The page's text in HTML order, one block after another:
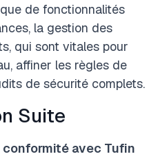
de fonctionnalités
la gestion des
qui sont vitales pour
affiner les règles de
de sécurité complets.
Suite
conformité avec Tufin